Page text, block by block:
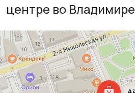
центре во Владимире